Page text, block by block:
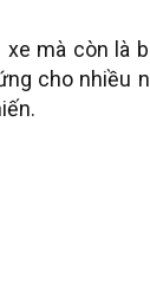
mà còn là
cho nhiều